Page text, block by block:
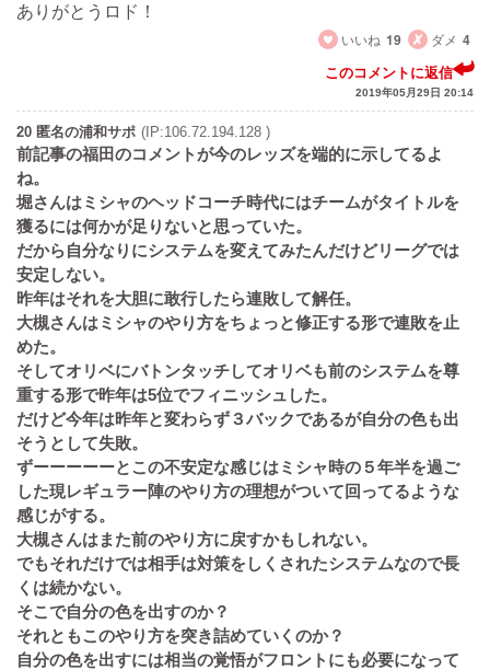
ありがとうロド！
いいね 19 ダメ 4
このコメントに返信
2019年05月29日 20:14
20 匿名の浦和サポ (IP:106.72.194.128 )
前記事の福田のコメントが今のレッズを端的に示してるよ
ね。
堀さんはミシャのヘッドコーチ時代にはチームがタイトルを
獲るには何かが足りないと思っていた。
だから自分なりにシステムを変えてみたんだけどリーグでは
安定しない。
昨年はそれを大胆に敢行したら連敗して解任。
大槻さんはミシャのやり方をちょっと修正する形で連敗を止
めた。
そしてオリベにバトンタッチしてオリベも前のシステムを尊
重する形で昨年は5位でフィニッシュした。
だけど今年は昨年と変わらず３バックであるが自分の色も出
そうとして失敗。
ずーーーーーとこの不安定な感じはミシャ時の５年半を過ご
した現レギュラー陣のやり方の理想がついて回ってるような
感じがする。
大槻さんはまた前のやり方に戻すかもしれない。
でもそれだけでは相手は対策をしくされたシステムなので長
くは続かない。
そこで自分の色を出すのか？
それともこのやり方を突き詰めていくのか？
自分の色を出すには相当の覚悟がフロントにも必要になって